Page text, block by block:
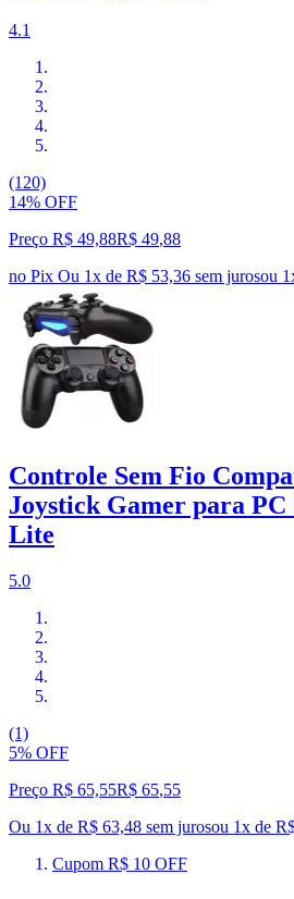
4.1
(120)
14% OFF
Preço R$ 49,88R$ 49,88
no Pix Ou 1x de R$ 53,36 sem jurosou 1
Controle Sem Fio
Joystick Gamer para
Lite
5.0
(1)
5% OFF
Preço R$ 65,55R$ 65,55
Ou 1x de R$ 63,48 sem jurosou 1x de
Cupom R$ 10 OFF